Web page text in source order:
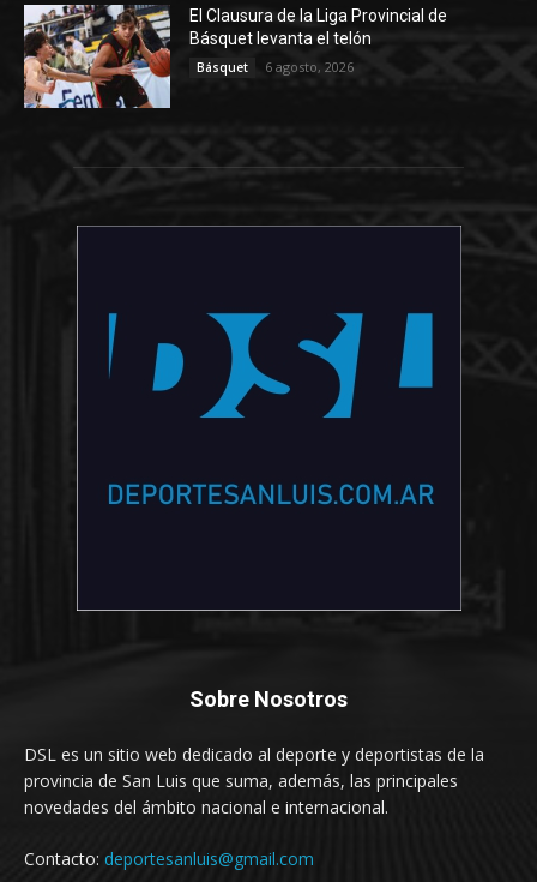
El Clausura de la Liga Provincial de
Básquet levanta el telón
Básquet 6 agosto, 2026
Sobre Nosotros
DSL es un sitio web dedicado al deporte y deportistas de la
provincia de San Luis que suma, además, las principales
novedades del ámbito nacional e internacional.
Contacto: deportesanluis@gmail.com